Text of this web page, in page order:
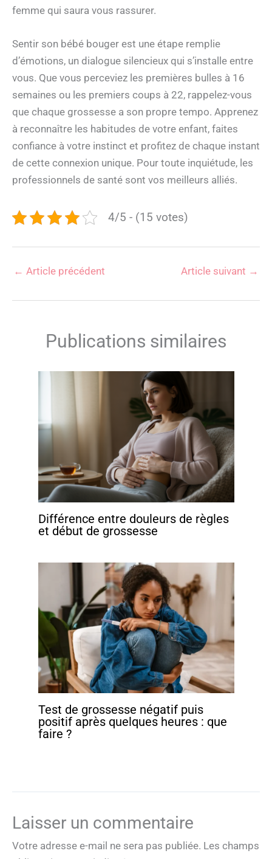
femme qui saura vous rassurer.
Sentir son bébé bouger est une étape remplie
d’émotions, un dialogue silencieux qui s’installe entre
vous. Que vous perceviez les premières bulles à 16
semaines ou les premiers coups à 22, rappelez-vous
que chaque grossesse a son propre tempo. Apprenez
à reconnaître les habitudes de votre enfant, faites
confiance à votre instinct et profitez de chaque instant
de cette connexion unique. Pour toute inquiétude, les
professionnels de santé sont vos meilleurs alliés.
4/5 - (15 votes)
← Article précédent Article suivant →
Publications similaires
Différence entre douleurs de règles
et début de grossesse
Test de grossesse négatif puis
positif après quelques heures : que
faire ?
Laisser un commentaire
Votre adresse e-mail ne sera pas publiée. Les champs